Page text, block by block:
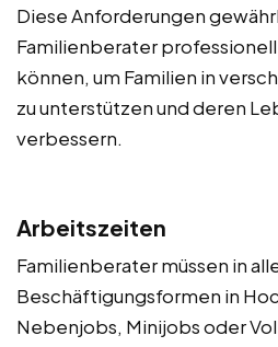
Diese Anforderungen
Familienberater
können, um Familien in
zu unterstützen und deren
verbessern.
Arbeitszeiten
Familienberater müssen in
Beschäftigungsformen in
Nebenjobs, Minijobs oder